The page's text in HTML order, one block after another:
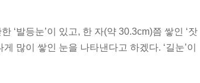
‘발등눈’이 있고, 한 자(약 30.3cm)쯤 쌓인 ‘잣
많이 쌓인 눈을 나타낸다고 하겠다. ‘길눈’이